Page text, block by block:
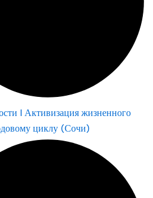
| Активизация жизненного
циклу (Сочи)